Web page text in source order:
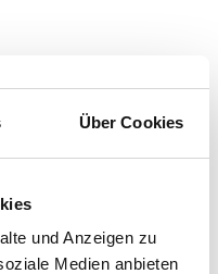
Über Cookies
und Anzeigen zu
Medien anbieten